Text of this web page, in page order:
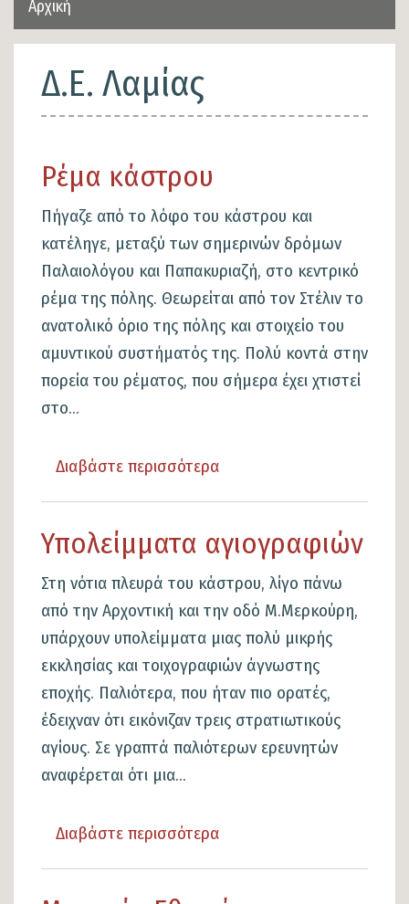
Αρχική
Δ.Ε. Λαμίας
Ρέμα κάστρου
Πήγαζε από το λόφο του κάστρου και
κατέληγε, μεταξύ των σημερινών δρόμων
Παλαιολόγου και Παπακυριαζή, στο κεντρικό
ρέμα της πόλης. Θεωρείται από τον Στέλιν το
ανατολικό όριο της πόλης και στοιχείο του
αμυντικού συστήματός της. Πολύ κοντά στην
πορεία του ρέματος, που σήμερα έχει χτιστεί
στο...
Διαβάστε περισσότερα
κάστρου
Υπολείμματα αγιογραφιών
Στη νότια πλευρά του κάστρου, λίγο πάνω
από την Αρχοντική και την οδό Μ.Μερκούρη,
υπάρχουν υπολείμματα μιας πολύ μικρής
εκκλησίας και τοιχογραφιών άγνωστης
εποχής. Παλιότερα, που ήταν πιο ορατές,
έδειχναν ότι εικόνιζαν τρεις στρατιωτικούς
αγίους. Σε γραπτά παλιότερων ερευνητών
αναφέρεται ότι μια...
Διαβάστε περισσότερα